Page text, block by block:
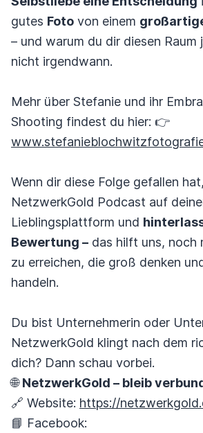
gutes Foto von einem
– und warum du dir diesen
nicht irgendwann.
Mehr über Stefanie und ihr
Shooting findest du hier: 👉
Wenn dir diese Folge gefallen hat,
NetzwerkGold Podcast auf
Lieblingsplattform und
Bewertung – das hilft uns, noch
zu erreichen, die groß denken
handeln.
Du bist Unternehmerin oder
NetzwerkGold klingt nach dem
dich? Dann schau vorbei.
🌐NetzwerkGold – bleib
🔗 Website: https://
📘 Facebook: